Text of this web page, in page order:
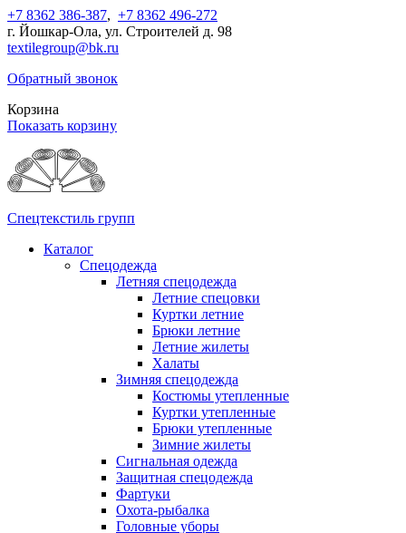
+7 8362 386-387, +7 8362 496-272
г. Йошкар-Ола, ул. Строителей д. 98
textilegroup@bk.ru
Обратный звонок
Корзина
Показать корзину
Спецтекстиль групп
Каталог
Спецодежда
Летняя спецодежда
Летние спецовки
Куртки летние
Брюки летние
Летние жилеты
Халаты
Зимняя спецодежда
Костюмы утепленные
Куртки утепленные
Брюки утепленные
Зимние жилеты
Сигнальная одежда
Защитная спецодежда
Фартуки
Охота-рыбалка
Головные уборы